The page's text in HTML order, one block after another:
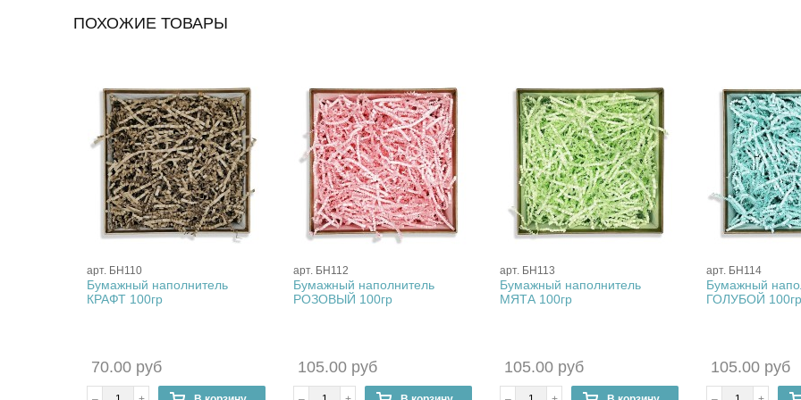
ПОХОЖИЕ ТОВАРЫ
арт. БН110
Бумажный наполнитель
КРАФТ 100гр
70.00 руб
арт. БН112
Бумажный наполнитель
РОЗОВЫЙ 100гр
105.00 руб
арт. БН113
Бумажный наполнитель
МЯТА 100гр
105.00 руб
арт. БН114
Бумажный
ГОЛУБОЙ 100гр
105.00 руб